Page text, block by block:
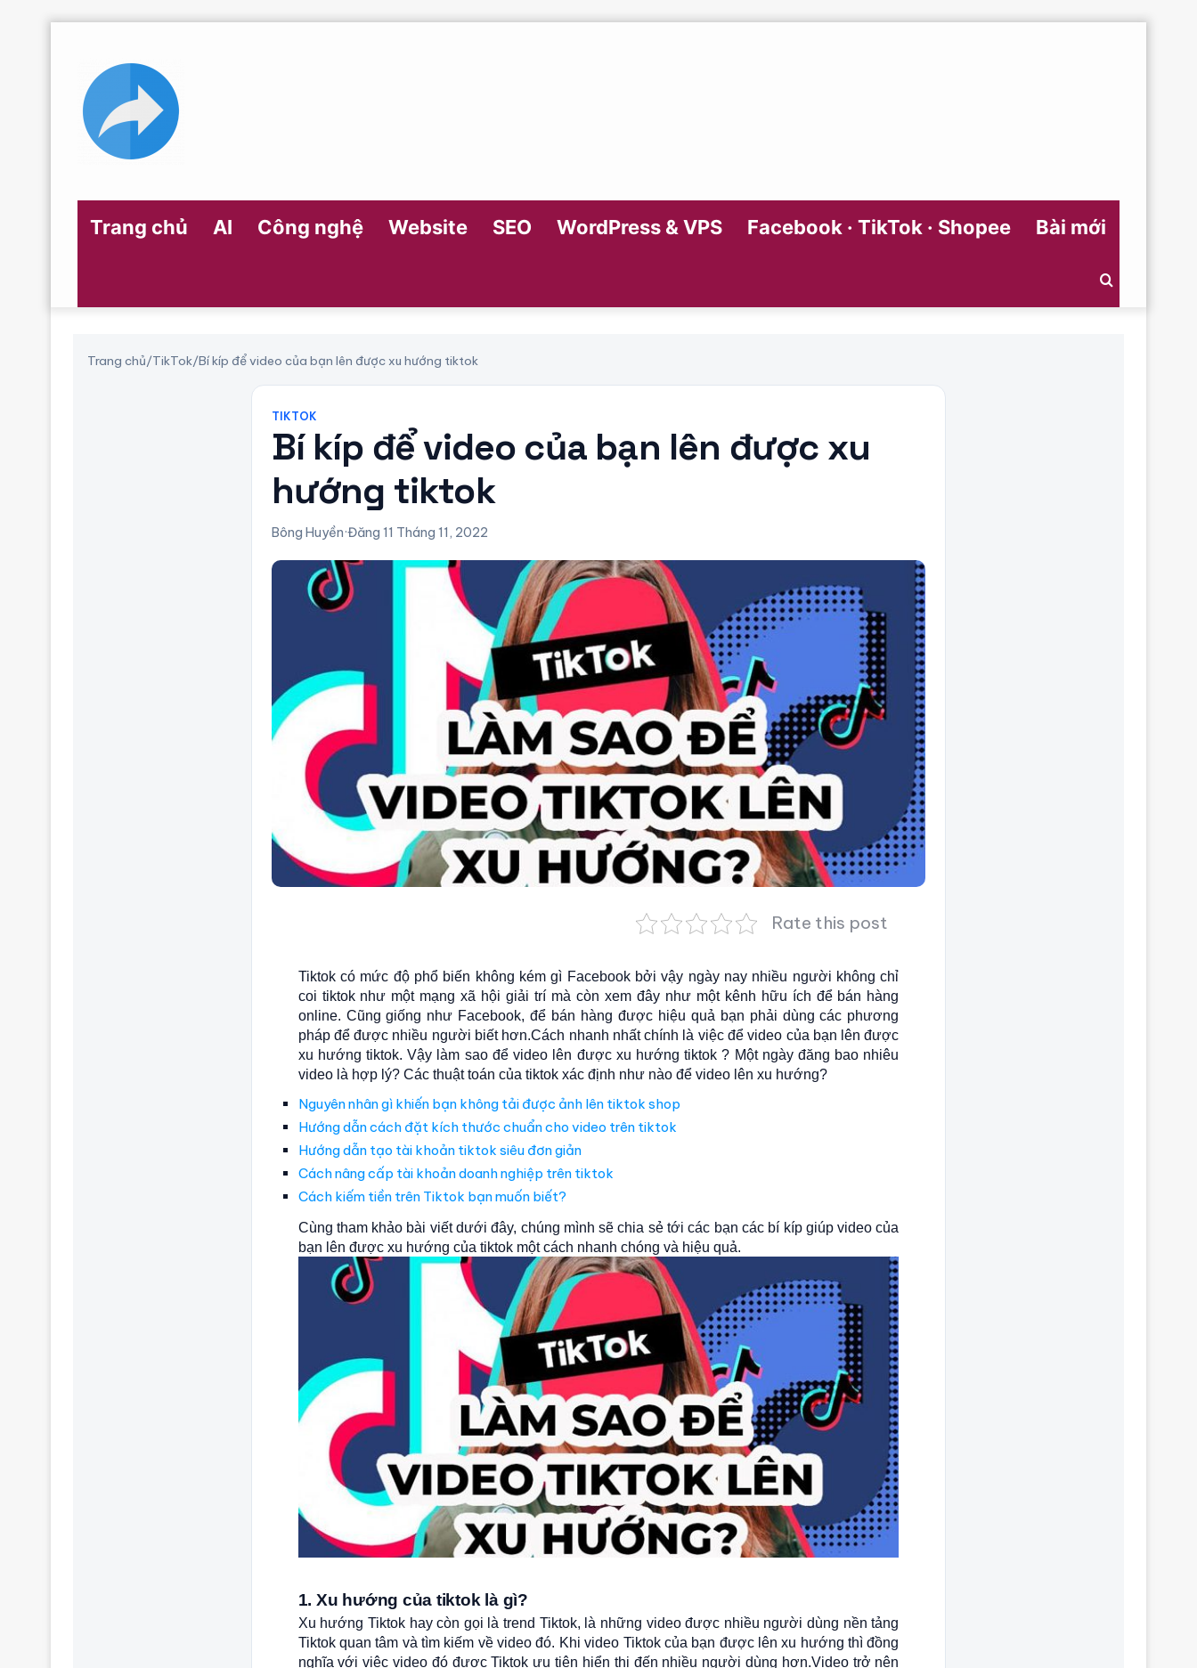
Trang chủ AI Công nghệ Website SEO WordPress & VPS Facebook · TikTok · Shopee Bài mới
Search
Trang chủ/TikTok/Bí kíp để video của bạn lên được xu hướng tiktok
TIKTOK
Bí kíp để video của bạn lên được xu
hướng tiktok
Bông Huyền·Đăng 11 Tháng 11, 2022
Rate this post
Tiktok có mức độ phổ biến không kém gì Facebook bởi vậy ngày nay nhiều người không chỉ
coi tiktok như một mạng xã hội giải trí mà còn xem đây như một kênh hữu ích để bán hàng
online. Cũng giống như Facebook, để bán hàng được hiệu quả bạn phải dùng các phương
pháp để được nhiều người biết hơn.Cách nhanh nhất chính là việc để video của bạn lên được
xu hướng tiktok. Vậy làm sao để video lên được xu hướng tiktok ? Một ngày đăng bao nhiêu
video là hợp lý? Các thuật toán của tiktok xác định như nào để video lên xu hướng?
Nguyên nhân gì khiến bạn không tải được ảnh lên tiktok shop
Hướng dẫn cách đặt kích thước chuẩn cho video trên tiktok
Hướng dẫn tạo tài khoản tiktok siêu đơn giản
Cách nâng cấp tài khoản doanh nghiệp trên tiktok
Cách kiếm tiền trên Tiktok bạn muốn biết?
Cùng tham khảo bài viết dưới đây, chúng mình sẽ chia sẻ tới các bạn các bí kíp giúp video của
bạn lên được xu hướng của tiktok một cách nhanh chóng và hiệu quả.
1. Xu hướng của tiktok là gì?
Xu hướng Tiktok hay còn gọi là trend Tiktok, là những video được nhiều người dùng nền tảng
Tiktok quan tâm và tìm kiếm về video đó. Khi video Tiktok của bạn được lên xu hướng thì đồng
nghĩa với việc video đó được Tiktok ưu tiên hiển thị đến nhiều người dùng hơn.Video trở nên